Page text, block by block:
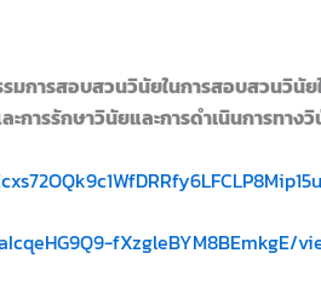
มการสอบสวนวินัยในการสอบสวน
การรักษาวินัยและการดำเนินการทา
fXzgleBYM8BEmkgE/